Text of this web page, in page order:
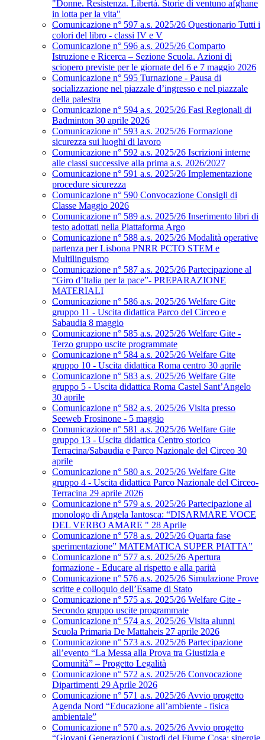
"Donne. Resistenza. Libertà. Storie di ventuno afghane
in lotta per la vita"
Comunicazione n° 597 a.s. 2025/26 Questionario Tutti i
colori del libro - classi IV e V
Comunicazione n° 596 a.s. 2025/26 Comparto
Istruzione e Ricerca – Sezione Scuola. Azioni di
sciopero previste per le giornate del 6 e 7 maggio 2026
Comunicazione n° 595 Turnazione - Pausa di
socializzazione nel piazzale d’ingresso e nel piazzale
della palestra
Comunicazione n° 594 a.s. 2025/26 Fasi Regionali di
Badminton 30 aprile 2026
Comunicazione n° 593 a.s. 2025/26 Formazione
sicurezza sui luoghi di lavoro
Comunicazione n° 592 a.s. 2025/26 Iscrizioni interne
alle classi successive alla prima a.s. 2026/2027
Comunicazione n° 591 a.s. 2025/26 Implementazione
procedure sicurezza
Comunicazione n° 590 Convocazione Consigli di
Classe Maggio 2026
Comunicazione n° 589 a.s. 2025/26 Inserimento libri di
testo adottati nella Piattaforma Argo
Comunicazione n° 588 a.s. 2025/26 Modalità operative
partenza per Lisbona PNRR PCTO STEM e
Multilinguismo
Comunicazione n° 587 a.s. 2025/26 Partecipazione al
“Giro d’Italia per la pace”- PREPARAZIONE
MATERIALI
Comunicazione n° 586 a.s. 2025/26 Welfare Gite
gruppo 11 - Uscita didattica Parco del Circeo e
Sabaudia 8 maggio
Comunicazione n° 585 a.s. 2025/26 Welfare Gite -
Terzo gruppo uscite programmate
Comunicazione n° 584 a.s. 2025/26 Welfare Gite
gruppo 10 - Uscita didattica Roma centro 30 aprile
Comunicazione n° 583 a.s. 2025/26 Welfare Gite
gruppo 5 - Uscita didattica Roma Castel Sant’Angelo
30 aprile
Comunicazione n° 582 a.s. 2025/26 Visita presso
Seeweb Frosinone - 5 maggio
Comunicazione n° 581 a.s. 2025/26 Welfare Gite
gruppo 13 - Uscita didattica Centro storico
Terracina/Sabaudia e Parco Nazionale del Circeo 30
aprile
Comunicazione n° 580 a.s. 2025/26 Welfare Gite
gruppo 4 - Uscita didattica Parco Nazionale del Circeo-
Terracina 29 aprile 2026
Comunicazione n° 579 a.s. 2025/26 Partecipazione al
monologo di Angela Iantosca: “DISARMARE VOCE
DEL VERBO AMARE " 28 Aprile
Comunicazione n° 578 a.s. 2025/26 Quarta fase
sperimentazione” MATEMATICA SUPER PIATTA”
Comunicazione n° 577 a.s. 2025/26 Apertura
formazione - Educare al rispetto e alla parità
Comunicazione n° 576 a.s. 2025/26 Simulazione Prove
scritte e colloquio dell’Esame di Stato
Comunicazione n° 575 a.s. 2025/26 Welfare Gite -
Secondo gruppo uscite programmate
Comunicazione n° 574 a.s. 2025/26 Visita alunni
Scuola Primaria De Mattaheis 27 aprile 2026
Comunicazione n° 573 a.s. 2025/26 Partecipazione
all’evento “La Messa alla Prova tra Giustizia e
Comunità” – Progetto Legalità
Comunicazione n° 572 a.s. 2025/26 Convocazione
Dipartimenti 29 Aprile 2026
Comunicazione n° 571 a.s. 2025/26 Avvio progetto
Agenda Nord “Educazione all’ambiente - fisica
ambientale”
Comunicazione n° 570 a.s. 2025/26 Avvio progetto